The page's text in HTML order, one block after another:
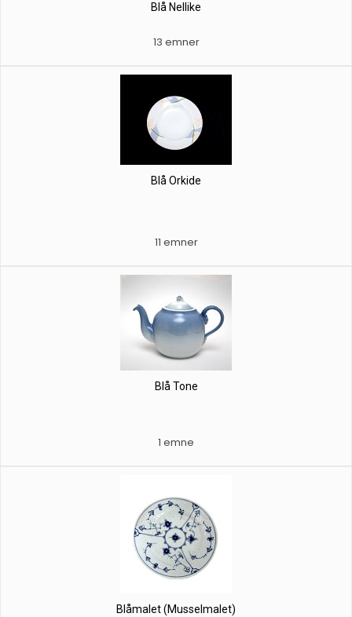
Blå Nellike
13 emner
Blå Orkide
11 emner
Blå Tone
1 emne
Blåmalet (Musselmalet)